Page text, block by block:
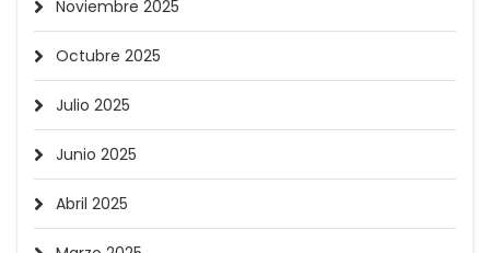
Noviembre 2025
Octubre 2025
Julio 2025
Junio 2025
Abril 2025